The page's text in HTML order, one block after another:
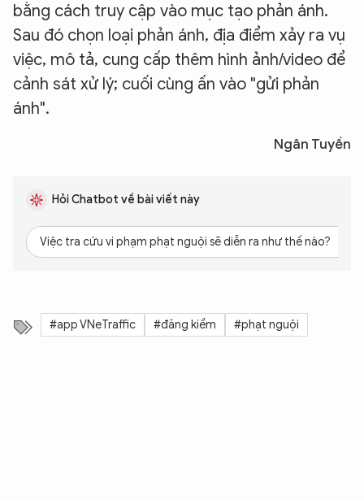
bằng cách truy cập vào mục tạo phản ánh.
Sau đó chọn loại phản ánh, địa điểm xảy ra vụ
việc, mô tả, cung cấp thêm hình ảnh/video để
cảnh sát xử lý; cuối cùng ấn vào "gửi phản
ánh".
Ngân Tuyền
Hỏi Chatbot về bài viết này
Việc tra cứu vi phạm phạt nguội sẽ diễn ra như thế nào?
#app VNeTraffic #đăng kiểm #phạt nguội